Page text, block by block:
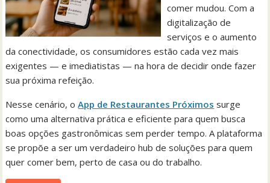
comer mudou. Com a
digitalização de
serviços e o aumento
da conectividade, os consumidores estão cada vez mais
exigentes — e imediatistas — na hora de decidir onde fazer
sua próxima refeição.
Nesse cenário, oApp de Restaurantes Próximos surge
como uma alternativa prática e eficiente para quem busca
boas opções gastronômicas sem perder tempo. A plataforma
se propõe a ser um verdadeiro hub de soluções para quem
quer comer bem, perto de casa ou do trabalho.